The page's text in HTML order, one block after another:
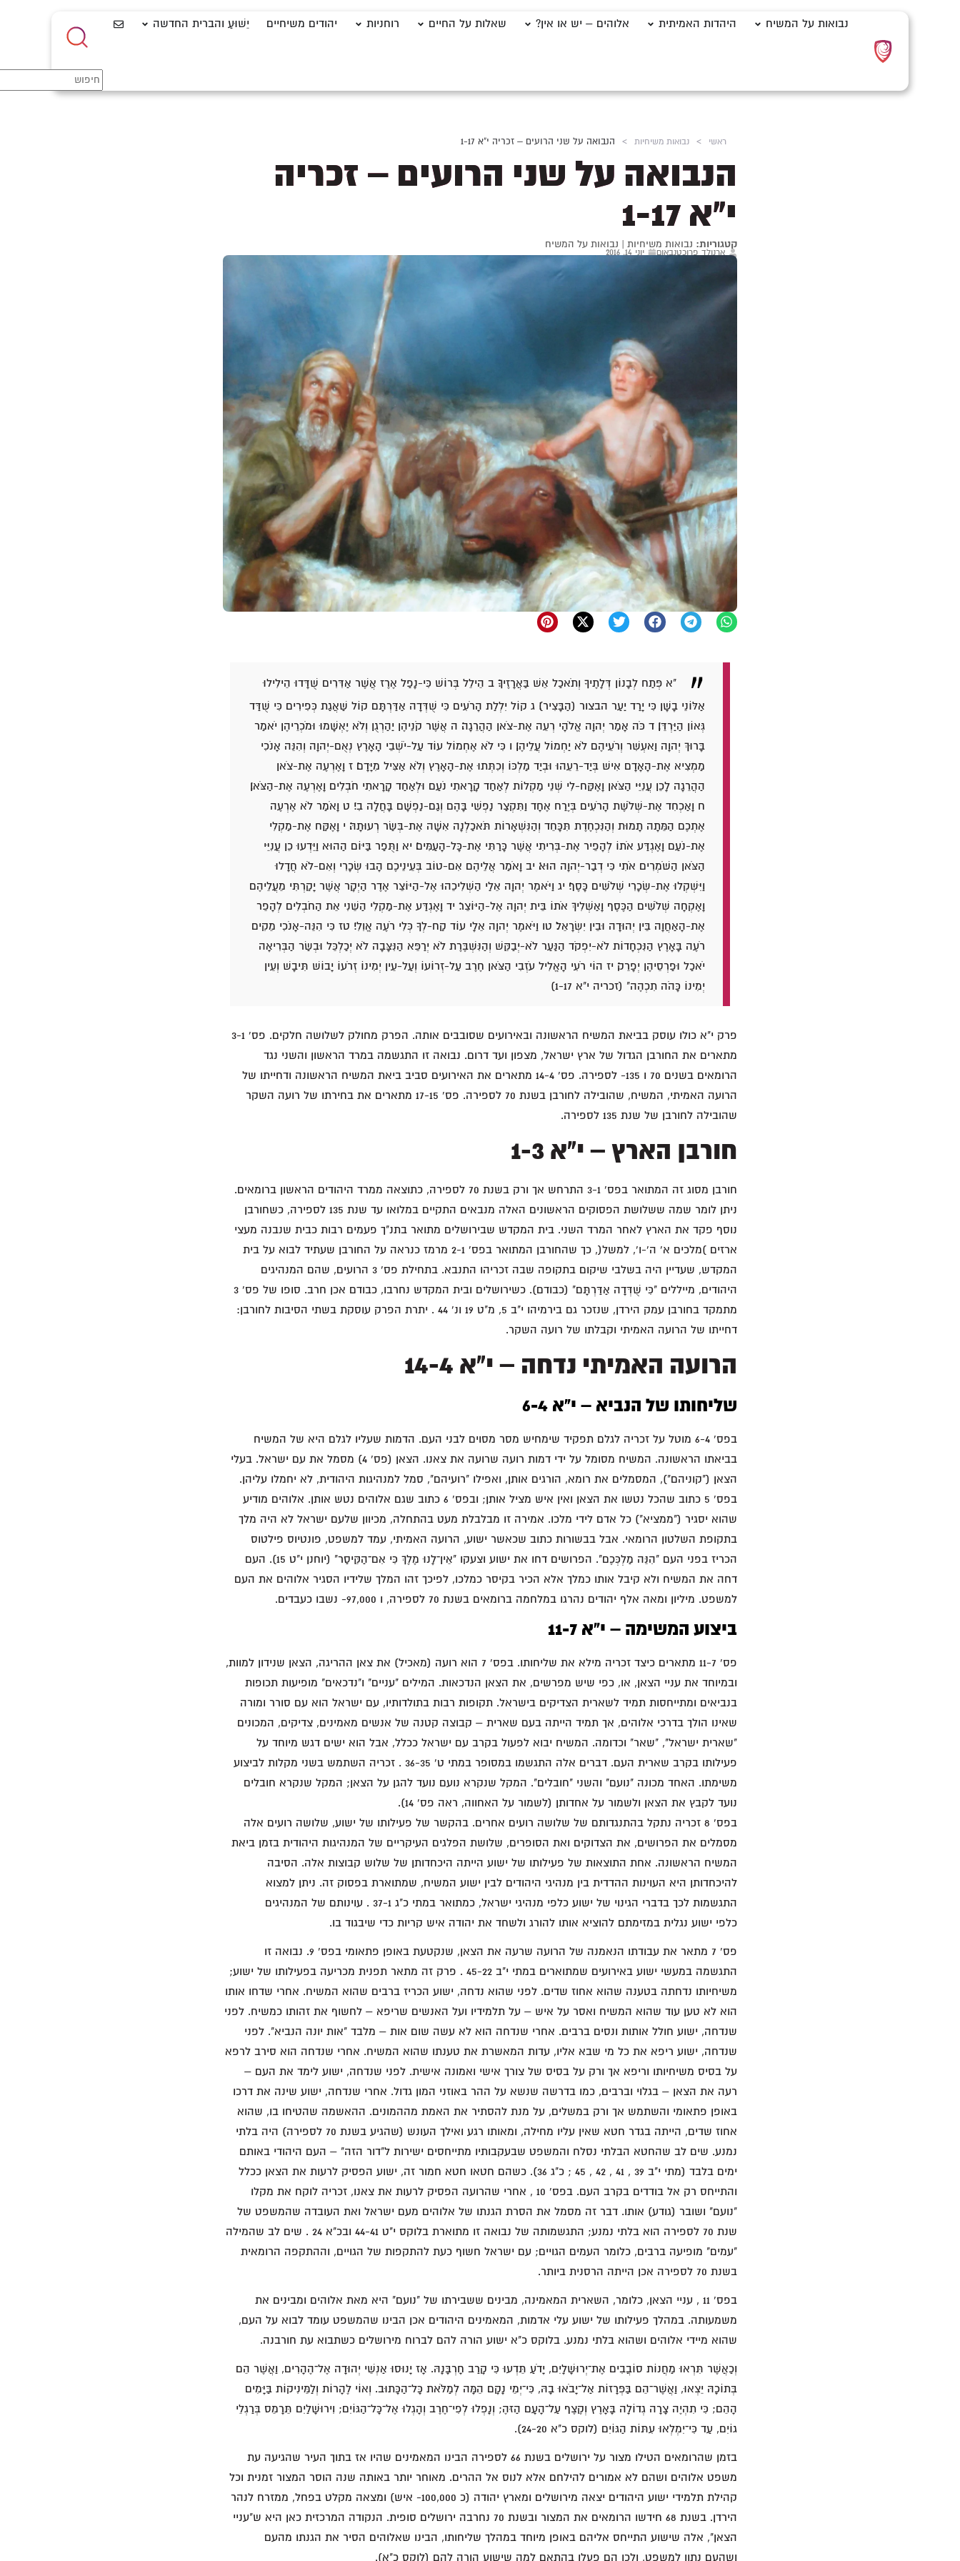
נבואות על המשיח היהדות האמיתית אלוהים – יש או אין? שאלות על החיים רוחניות יהודים משיחיים יֵשׁוּעַ והברית החדשה
ראשי > נבואות משיחיות > הנבואה על שני הרועים – זכריה י"א 1-17
הנבואה על שני הרועים – זכריה
י"א 1-17
קטגוריות: נבואות משיחיות | נבואות על המשיח
ארנולד פרוכטנבאום יוני 14, 2016
"א פְּתַח לְבָנוֹן דְּלָתֶיךָ וְתֹאכַל אֵשׁ בַּאֲרָזֶיךָ׃ ב הֵילֵל בְּרוֹשׁ כִּי-נָפַל אֶרֶז אֲשֶׁר אַדִּרִים שֻׁדָּדוּ הֵילִילוּ
אַלּוֹנֵי בָשָׁן כִּי יָרַד יַעַר הבצור (הַבָּצִיר)׃ ג קוֹל יִלְלַת הָרֹעִים כִּי שֻׁדְּדָה אַדַּרְתָּם קוֹל שַׁאֲגַת כְּפִירִים כִּי שֻׁדַּד
גְּאוֹן הַיַּרְדֵּן׃ ד כֹּה אָמַר יְהוָה אֱלֹהָי רְעֵה אֶת-צֹאן הַהֲרֵגָה׃ ה אֲשֶׁר קֹנֵיהֶן יַהַרְגֻן וְלֹא יֶאְשָׁמוּ וּמֹכְרֵיהֶן יֹאמַר
בָּרוּךְ יְהוָה וַאעְשִׁר וְרֹעֵיהֶם לֹא יַחְמוֹל עֲלֵיהֶן׃ ו כִּי לֹא אֶחְמוֹל עוֹד עַל-יֹשְׁבֵי הָאָרֶץ נְאֻם-יְהוָה וְהִנֵּה אָנֹכִי
מַמְצִיא אֶת-הָאָדָם אִישׁ בְּיַד-רֵעֵהוּ וּבְיַד מַלְכּוֹ וְכִתְּתוּ אֶת-הָאָרֶץ וְלֹא אַצִּיל מִיָּדָם׃ ז וָאֶרְעֶה אֶת-צֹאן
הַהֲרֵגָה לָכֵן עֲנִיֵּי הַצֹּאן וָאֶקַּח-לִי שְׁנֵי מַקְלוֹת לְאַחַד קָרָאתִי נֹעַם וּלְאַחַד קָרָאתִי חֹבְלִים וָאֶרְעֶה אֶת-הַצֹּאן׃
ח וָאַכְחִד אֶת-שְׁלֹשֶׁת הָרֹעִים בְּיֶרַח אֶחָד וַתִּקְצַר נַפְשִׁי בָּהֶם וְגַם-נַפְשָׁם בָּחֲלָה בִי׃ ט וָאֹמַר לֹא אֶרְעֶה
אֶתְכֶם הַמֵּתָה תָמוּת וְהַנִּכְחֶדֶת תִּכָּחֵד וְהַנִּשְׁאָרוֹת תֹּאכַלְנָה אִשָּׁה אֶת-בְּשַׂר רְעוּתָהּ׃ י וָאֶקַּח אֶת-מַקְלִי
אֶת-נֹעַם וָאֶגְדַּע אֹתוֹ לְהָפֵיר אֶת-בְּרִיתִי אֲשֶׁר כָּרַתִּי אֶת-כָּל-הָעַמִּים׃ יא וַתֻּפַר בַּיּוֹם הַהוּא וַיֵּדְעוּ כֵן עֲנִיֵּי
הַצֹּאן הַשֹּׁמְרִים אֹתִי כִּי דְבַר-יְהוָה הוּא׃ יב וָאֹמַר אֲלֵיהֶם אִם-טוֹב בְּעֵינֵיכֶם הָבוּ שְׂכָרִי וְאִם-לֹא חֲדָלוּ
וַיִּשְׁקְלוּ אֶת-שְׂכָרִי שְׁלֹשִׁים כָּסֶף׃ יג וַיֹּאמֶר יְהוָה אֵלַי הַשְׁלִיכֵהוּ אֶל-הַיּוֹצֵר אֶדֶר הַיְקָר אֲשֶׁר יָקַרְתִּי מֵעֲלֵיהֶם
וָאֶקְחָה שְׁלֹשִׁים הַכֶּסֶף וָאַשְׁלִיךְ אֹתוֹ בֵּית יְהוָה אֶל-הַיּוֹצֵר׃ יד וָאֶגְדַּע אֶת-מַקְלִי הַשֵּׁנִי אֵת הַחֹבְלִים לְהָפֵר
אֶת-הָאַחֲוָה בֵּין יְהוּדָה וּבֵין יִשְׂרָאֵל׃ טו וַיֹּאמֶר יְהוָה אֵלָי עוֹד קַח-לְךָ כְּלִי רֹעֶה אֱוִלִי׃ טז כִּי הִנֵּה-אָנֹכִי מֵקִים
רֹעֶה בָּאָרֶץ הַנִּכְחָדוֹת לֹא-יִפְקֹד הַנַּעַר לֹא-יְבַקֵּשׁ וְהַנִּשְׁבֶּרֶת לֹא יְרַפֵּא הַנִּצָּבָה לֹא יְכַלְכֵּל וּבְשַׂר הַבְּרִיאָה
יֹאכַל וּפַרְסֵיהֶן יְפָרֵק׃ יז הוֹי רֹעִי הָאֱלִיל עֹזְבִי הַצֹּאן חֶרֶב עַל-זְרוֹעוֹ וְעַל-עֵין יְמִינוֹ זְרֹעוֹ יָבוֹשׁ תִּיבָשׁ וְעֵין
יְמִינוֹ כָּהֹה תִכְהֶה" (זכריה י"א 1-17)
פרק י"א כולו עוסק בביאת המשיח הראשונה ובאירועים שסובבים אותה. הפרק מחולק לשלושה חלקים. פס' 3-1
מתארים את החורבן הגדול של ארץ ישראל, מצפון ועד דרום. נבואה זו התגשמה במרד הראשון והשני נגד
הרומאים בשנים 70 ו 135- לספירה. פס' 14-4 מתארים את האירועים סביב ביאת המשיח הראשונה ודחייתו של
הרועה האמיתי, המשיח, שהובילה לחורבן בשנת 70 לספירה. פס' 17-15 מתארים את בחירתו של רועה השקר
שהובילה לחורבן של שנת 135 לספירה.
חורבן הארץ – י"א 1-3
חורבן מסוג זה המתואר בפס' 3-1 התרחש אך ורק בשנת 70 לספירה, כתוצאה ממרד היהודים הראשון ברומאים.
ניתן לומר שמה ששלושת הפסוקים הראשונים האלה מנבאים התקיים במלואו עד שנת 135 לספירה, כשחורבן
נוסף פקד את הארץ לאחר המרד השני. בית המקדש שבירושלים מתואר בתנ"ך פעמים רבות כבית שנבנה מעצי
ארזים )מלכים א' ה'-ו', למשל(, כך שהחורבן המתואר בפס' 2-1 מרמז כנראה על החורבן שעתיד לבוא על בית
המקדש, שעדיין היה בשלבי שיקום בתקופה שבה זכריהו התנבא. בתחילת פס' 3 הרועים, שהם המנהיגים
היהודים, מייללים "כִּי שֻׁדְּדָה אַדַּרְתָּם" (כבודם). כשירושלים ובית המקדש נחרבו, כבודם אכן חרב. סופו של פס' 3
מתמקד בחורבן עמק הירדן, שנזכר גם בירמיהו י"ב 5, מ"ט 19 ונ' 44 . יתרת הפרק עוסקת בשתי הסיבות לחורבן:
דחייתו של הרועה האמיתי וקבלתו של רועה השקר.
הרועה האמיתי נדחה – י"א 14-4
שליחותו של הנביא – י"א 6-4
בפס' 6-4 מוטל על זכריה לגלם תפקיד שימחיש מסר מסוים לבני העם. הדמות שעליו לגלם היא של המשיח
בביאתו הראשונה. המשיח מסומל על ידי דמות רועה שרועה את צאנו. הצאן (פס' 4) מסמל את עם ישראל. בעלי
הצאן ("קוניהם"), המסמלים את רומא, הורגים אותן, ואפילו "רועיהם", סמל למנהיגות היהודית, לא יחמלו עליהן.
בפס' 5 כתוב שהכל נטשו את הצאן ואין איש מציל אותן; ובפס' 6 כתוב שגם אלוהים נטש אותן. אלוהים מודיע
שהוא יסגיר ("ממציא") כל אדם לידי מלכו. אמירה זו מבלבלת מעט בהתחלה, מכיוון שלעם ישראל לא היה מלך
בתקופת השלטון הרומאי. אבל בבשורות כתוב שכאשר ישוע, הרועה האמיתי, עמד למשפט, פונטיוס פילטוס
הכריז בפני העם "הִנֵּה מַלְכְּכֶם". הפרושים דחו את ישוע וצעקו "אֵין־לָנוּ מֶלֶךְ כִּי אִם־הַקֵּיסַר" (יוחנן י"ט 15). העם
דחה את המשיח ולא קיבל אותו כמלך אלא הכיר בקיסר כמלכו, לפיכך זהו המלך שלידיו הסגיר אלוהים את העם
למשפט. מיליון ומאה אלף יהודים נהרגו במלחמה ברומאים בשנת 70 לספירה, ו 97,000- נשבו כעבדים.
ביצוע המשימה – י"א 11-7
פס' 11-7 מתארים כיצד זכריה מילא את שליחותו. בפס' 7 הוא רועה (מאכיל) את צאן ההריגה, הצאן שנידון למוות,
ובמיוחד את עניי הצאן, או, כפי שיש מפרשים, את הצאן הנדכאות. המילים "עניים" ו"נדכאים" מופיעות תכופות
בנביאים ומתייחסות תמיד לשארית הצדיקים בישראל. תקופות רבות בתולדותיו, עם ישראל הוא עם סורר ומורה
שאינו הולך בדרכי אלוהים, אך תמיד הייתה בעם שארית – קבוצה קטנה של אנשים מאמינים, צדיקים, המכונים
"שארית ישראל", "שאר" וכדומה. המשיח יבוא לפעול בקרב עם ישראל ככלל, אבל הוא ישים דגש מיוחד על
פעילותו בקרב שארית העם. דברים אלה התגשמו במסופר במתי ט' 36-35 . זכריה השתמש בשני מקלות לביצוע
משימתו. האחד מכונה "נועם" והשני "חובלים". המקל שנקרא נועם נועד להגן על הצאן; המקל שנקרא חובלים
נועד לקבץ את הצאן ולשמור על אחדותן (לשמור על האחווה, ראה פס' 14).
בפס' 8 זכריה נתקל בהתנגדותם של שלושה רועים אחרים. בהקשר של פעילותו של ישוע, שלושה רועים אלה
מסמלים את הפרושים, את הצדוקים ואת הסופרים, שלושת הפלגים העיקריים של המנהיגות היהודית בזמן ביאת
המשיח הראשונה. אחת התוצאות של פעילותו של ישוע הייתה היכחדותן של שלוש קבוצות אלה. הסיבה
להיכחדותן היא העוינות ההדדית בין מנהיגי היהודים לבין ישוע המשיח, שמתוארת בפסוק זה. ניתן למצוא
התגשמות לכך בדברי הגינוי של ישוע כלפי מנהיגי ישראל, כמתואר במתי כ"ג 37-1 . עוינותם של המנהיגים
כלפי ישוע נגלית במזימתם להוציא אותו להורג ולשחד את יהודה איש קריות כדי שיבגוד בו.
פס' 7 מתאר את עבודתו הנאמנה של הרועה שרעה את הצאן, שנקטעת באופן פתאומי בפס' 9. נבואה זו
התגשמה במעשי ישוע באירועים שמתוארים במתי י"ב 45-22 . פרק זה מתאר תפנית מכריעה בפעילותו של ישוע;
משיחיותו נדחתה בטענה שהוא אחוז שדים. לפני שהוא נדחה, ישוע הכריז ברבים שהוא המשיח. אחרי שדחו אותו
הוא לא טען עוד שהוא המשיח ואסר על איש – על תלמידיו ועל האנשים שריפא – לחשוף את זהותו כמשיח. לפני
שנדחה, ישוע חולל אותות ונסים ברבים. אחרי שנדחה הוא לא עשה שום אות – מלבד "אות יונה הנביא". לפני
שנדחה, ישוע ריפא את כל מי שבא אליו, עדות המאשרת את טענתו שהוא המשיח. אחרי שנדחה הוא סירב לרפא
על בסיס משיחיותו וריפא אך ורק על בסיס של צורך אישי ואמונה אישית. לפני שנדחה, ישוע לימד את העם –
רעה את הצאן – בגלוי וברבים, כמו בדרשה שנשא על ההר באוזני המון גדול. אחרי שנדחה, ישוע שינה את דרכו
באופן פתאומי והשתמש אך ורק במשלים, על מנת להסתיר את האמת מההמונים. ההאשמה שהטיחו בו, שהוא
אחוז שדים, הייתה בגדר חטא שאין עליו מחילה, ומאותו רגע ואילך העונש (שהגיע בשנת 70 לספירה) היה בלתי
נמנע. שים לב שהחטא הבלתי נסלח והמשפט שבעקבותיו מתייחסים ישירות ל"דור הזה" – העם היהודי באותם
ימים בלבד (מתי י"ב 39 , 41 , 42 , 45 ; כ"ג 36). כשהם חטאו חטא חמור זה, ישוע הפסיק לרעות את הצאן ככלל
והתייחס רק אל בודדים בקרב העם. בפס' 10 , אחרי שהרועה הפסיק לרעות את צאנו, זכריה לוקח את מקלו
"נועם" ושובר (גודע) אותו. דבר זה מסמל את הסרת הגנתו של אלוהים מעם ישראל ואת העובדה שהמשפט של
שנת 70 לספירה הוא בלתי נמנע; התגשמותה של נבואה זו מתוארת בלוקס י"ט 44-41 ובכ"א 24 . שים לב שהמילה
"עמים" מופיעה ברבים, כלומר העמים הגויים; עם ישראל חשוף כעת להתקפות של הגויים, וההתקפה הרומאית
בשנת 70 לספירה אכן הייתה הרסנית ביותר.
בפס' 11 , עניי הצאן, כלומר, השארית המאמינה, מבינים ששבירתו של "נועם" היא מאת אלוהים ומבינים את
משמעותה. במהלך פעילותו של ישוע עלי אדמות, המאמינים היהודים אכן הבינו שהמשפט עומד לבוא על העם,
שהוא מיידי אלוהים ושהוא בלתי נמנע. בלוקס כ"א ישוע הורה להם לברוח מירושלים כשתבוא עת חורבנה.
וְכַאֲשֶׁר תִּרְאוּ מַחֲנוֹת סוֹבֲבִים אֶת־יְרוּשָׁלָיִם, יָדֹעַ תֵּדְעוּ כִּי קָרַב חָרְבָּנָהּ. אָז יָנוּסוּ אַנְשֵׁי יְהוּדָה אֶל־הֶהָרִים, וַאֲשֶׁר הֵם
בְּתוֹכָהּ יֵצְאוּ, וַאֲשֶׁר־הֵם בַּפְּרָזוֹת אַל־יָבֹאוּ בָהּ, כִּי־יְמֵי נָקָם הֵמָּה לְמַלֹּאת כָּל־הַכָּתוּב. וְאוֹי לֶהָרוֹת וְלַמֵּינִיקוֹת בַּיָּמִים
הָהֵם; כִּי תִהְיֶה צָרָה גְדוֹלָה בָּאָרֶץ וְקֶצֶף עַל־הָעָם הַזּהֶ; וְנָפְלוּ לְפִי־חֶרֶב וְהָגְלוּ אֶל־כָּל־הַגּוֹיִם; וִירוּשָׁלַיִם תֵּרָמֵס בְּרַגְלֵי
גוֹיִם, עַד כִּי־יִמְלְאוּ עִתּוֹת הַגּוֹיִם (לוקס כ"א 24-20).
בזמן שהרומאים הטילו מצור על ירושלים בשנת 66 לספירה הבינו המאמינים שהיו אז בתוך העיר שהגיעה עת
משפט אלוהים ושהם לא אמורים להילחם אלא לנוס אל ההרים. מאוחר יותר באותה שנה הוסר המצור זמנית וכל
קהילת תלמידי ישוע היהודים יצאה מירושלים ומארץ יהודה (כ 100,000- איש) ומצאה מקלט בפחל, ממזרח לנהר
הירדן. בשנת 68 חידשו הרומאים את המצור ובשנת 70 נחרבה ירושלים סופית. הנקודה המרכזית כאן היא ש"עניי
הצאן", אלה שישוע התייחס אליהם באופן מיוחד במהלך שליחותו, הבינו שאלוהים הסיר את הגנתו מהעם
ושהעם נתון למשפט, ולכן הם פעלו בהתאם למה שישוע הורה להם (לוקס כ"א).